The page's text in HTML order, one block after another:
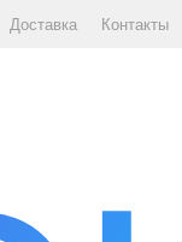
Доставка Контакты